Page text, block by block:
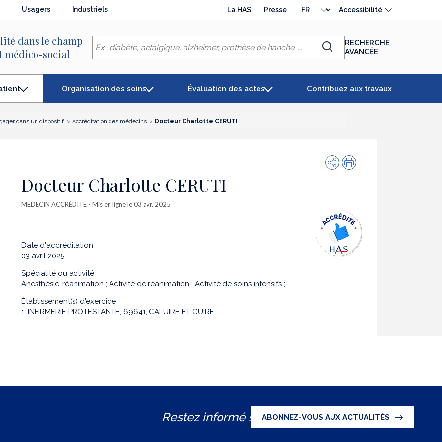
Usagers Industriels La HAS Presse
langue
Accessibilité
dans le champ
médico-social
Chercher
RECHERCHE
AVANCÉE
Organisation des soins Évaluation des actes Contribuez aux travaux
dans un dispositif Accréditation des médecins Docteur Charlotte CERUTI
PartagerImpression
Docteur Charlotte CERUTI
MÉDECIN ACCRÉDITÉ - Mis en ligne le 03 avr. 2025
Date d'accréditation
03 avril 2025
Spécialité ou activité
Anesthésie-réanimation ; Activité de réanimation ; Activité de soins intensifs ;
Établissement(s) d'exercice
1. INFIRMERIE PROTESTANTE, 69641, CALUIRE ET CUIRE
Restez informé ! ABONNEZ-VOUS AUX ACTUALITÉS